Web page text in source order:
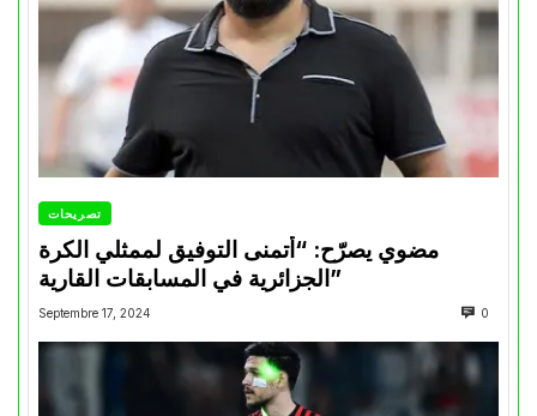
تصريحات
مضوي يصرّح: “أتمنى التوفيق لممثلي الكرة
الجزائرية في المسابقات القارية”
Septembre 17, 2024 0